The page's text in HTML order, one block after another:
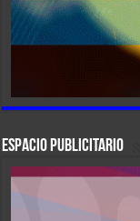
ESPACIO PUBLICITARIO